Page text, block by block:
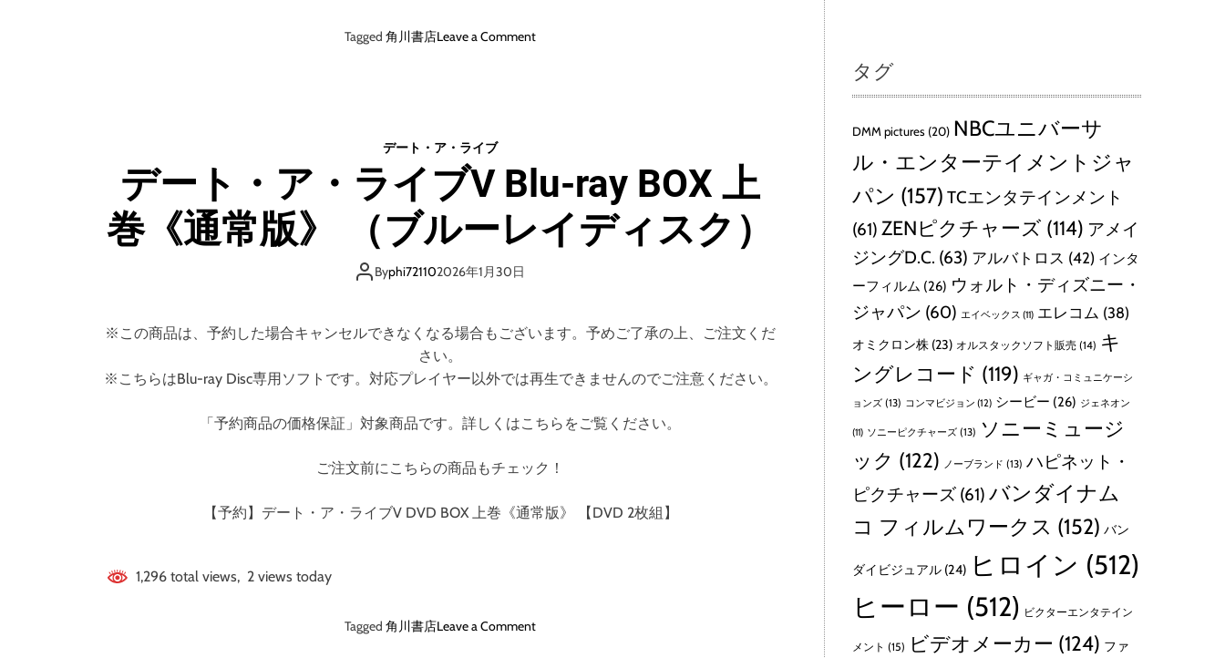
.
7
フ
ギ
付
完
数
【
Tagged 角川書店Leave a Commento
・
ラ
ブ
B
X
巻
《
常
》
デート・ア・ライブ
デート・ア・ライブV Blu-ray BOX 上
巻《通常版》 （ブルーレイディスク）
Byphi721102026年1月30日
※この商品は、予約した場合キャンセルできなくなる場合もございます。予めご了承の上、ご注文くだ
さい。
※こちらはBlu-ray Disc専用ソフトです。対応プレイヤー以外では再生できませんのでご注意ください。
「予約商品の価格保証」対象商品です。詳しくはこちらをご覧ください。
ご注文前にこちらの商品もチェック！
【予約】デート・ア・ライブV DVD BOX 上巻《通常版》 【DVD 2枚組】
1,296 total views, 2 views today
Tagged 角川書店Leave a Commento
タグ
DMM pictures (20) NBCユニバーサ
ル・エンターテイメントジャ
パン (157) TCエンタテインメント
(61) ZENピクチャーズ (114) アメイ
ジングD.C. (63) アルバトロス (42) インタ
ーフィルム (26) ウォルト・ディズニー・
ジャパン (60) エイベックス (11) エレコム (38)
オミクロン株 (23) オルスタックソフト販売 (14) キ
ングレコード (119) ギャガ・コミュニケーシ
ョンズ (13) コンマビジョン (12) シービー (26) ジェネオン
(11) ソニーピクチャーズ (13) ソニーミュージ
ック (122) ノーブランド (13) ハピネット・
ピクチャーズ (61) バンダイナム
コ フィルムワークス (152) バン
ダイビジュアル (24) ヒロイン (512)
ヒーロー (512) ビクターエンタテイン
メント (15) ビデオメーカー (124) ファ